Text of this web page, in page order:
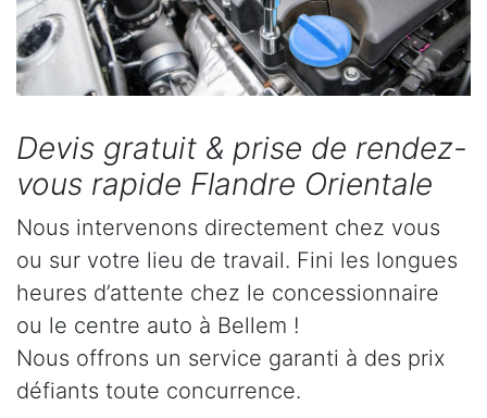
Devis gratuit & prise de rendez-
vous rapide Flandre Orientale
Nous intervenons directement chez vous
ou sur votre lieu de travail. Fini les longues
heures d’attente chez le concessionnaire
ou le centre auto à Bellem !
Nous offrons un service garanti à des prix
défiants toute concurrence.